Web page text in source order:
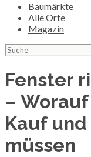
Baumärkte
Alle Orte
Magazin
Suchen
nach:
Fenster
–
Kauf
müssen